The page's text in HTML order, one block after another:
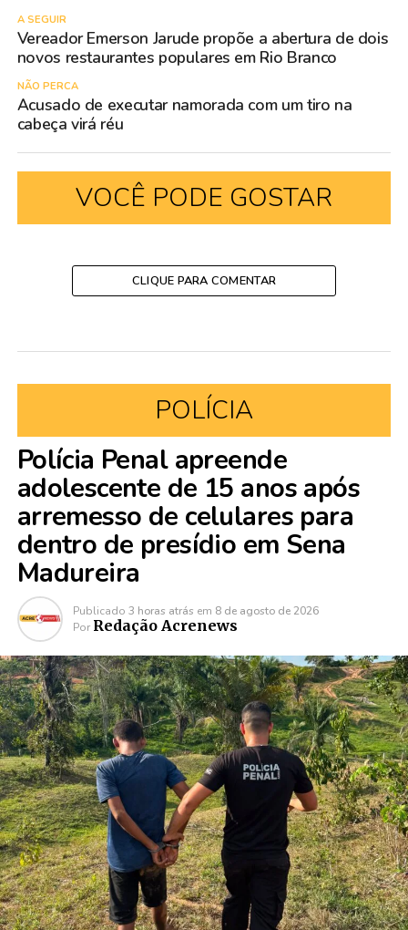
A SEGUIR
Vereador Emerson Jarude propõe a abertura de dois
novos restaurantes populares em Rio Branco
NÃO PERCA
Acusado de executar namorada com um tiro na
cabeça virá réu
VOCÊ PODE GOSTAR
CLIQUE PARA COMENTAR
POLÍCIA
Polícia Penal apreende
adolescente de 15 anos após
arremesso de celulares para
dentro de presídio em Sena
Madureira
Publicado 3 horas atrás em 8 de agosto de 2026
Por Redação Acrenews